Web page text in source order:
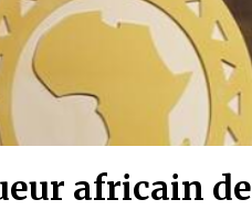
africain de